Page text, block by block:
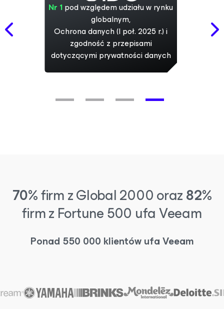
Nr 1pod względem udziału w rynku
globalnym,
Ochrona danych (I poł. 2025 r.) i
zgodność z przepisami
dotyczącymi prywatności danych
70%firm z Global 2000 oraz82%
firm z Fortune 500 ufa Veeam
Ponad 550 000 klientów ufa Veeam